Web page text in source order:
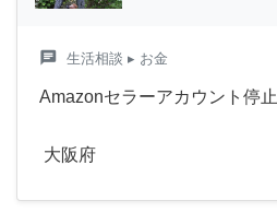
chat 生活相談 ▸ お金
Amazonセラーアカウント停
大阪府